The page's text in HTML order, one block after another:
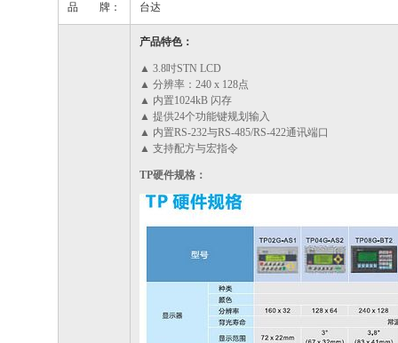
品 牌： 台达
产品特色：
▲ 3.8吋STN LCD
▲ 分辨率：240 x 128点
▲ 内置1024kB 闪存
▲ 提供24个功能键规划输入
▲ 内置RS-232与RS-485/RS-422通讯端口
▲ 支持配方与宏指令
TP硬件规格：